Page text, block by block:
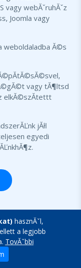
vagy webĂˇruhĂˇz
Joomla vagy
weboldaladba Ă©s
vagy tĂ¶ltsd
elkĂ©szĂ­tettt
jĂłl
egyedi
hasznĂˇl,
a legjobb
TovĂˇbbi